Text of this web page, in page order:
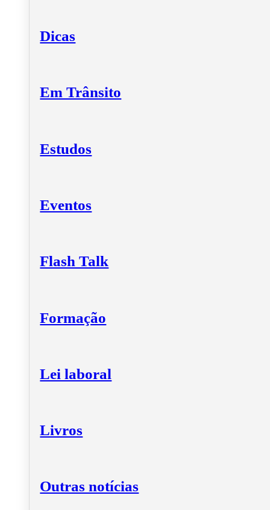
Dicas
Em Trânsito
Estudos
Eventos
Flash Talk
Formação
Lei laboral
Livros
Outras notícias